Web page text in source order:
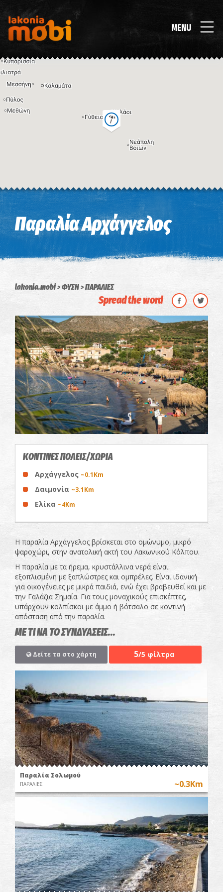
MENU
Η εικόνα ενδέχεται να υπόκειται σε πνευματικά δικαιώματα Όροι
Παραλία Αρχάγγελος
lakonia.mobi ΦΥΣΗ ΠΑΡΑΛΙΕΣ
Spread the word
ΚΟΝΤΙΝΕΣ ΠΟΛΕΙΣ/ΧΩΡΙΑ
Αρχάγγελος ~0.1Km
Δαιμονία ~3.1Km
Ελίκα ~4Km
Η παραλία Αρχάγγελος βρίσκεται στο ομώνυμο, μικρό
ψαροχώρι, στην ανατολική ακτή του Λακωνικού Κόλπου.
Η παραλία με τα ήρεμα, κρυστάλλινα νερά είναι
εξοπλισμένη με ξαπλώστρες και ομπρέλες. Είναι ιδανική
για οικογένειες με μικρά παιδιά, ενώ έχει βραβευθεί και με
την Γαλάζια Σημαία. Για τους μοναχικούς επισκέπτες,
υπάρχουν κολπίσκοι με άμμο ή βότσαλο σε κοντινή
απόσταση από την παραλία.
ΜΕ ΤΙ ΝΑ ΤΟ ΣΥΝΔΥΑΣΕΙΣ...
Δείτε τα στο χάρτη 5/5 φίλτρα
Παραλία Σολωμού
ΠΑΡΑΛΙΕΣ ~0.3Km